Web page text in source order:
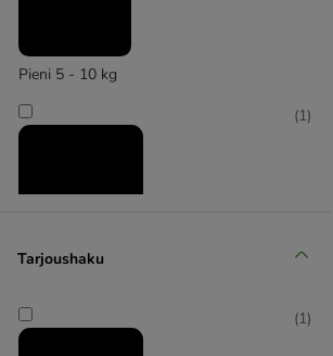
Pieni 5 - 10 kg
Suuri 26 - 44 kg
(1)
Tarjoushaku
(1)